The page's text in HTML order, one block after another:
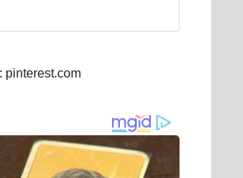
pinterest.com